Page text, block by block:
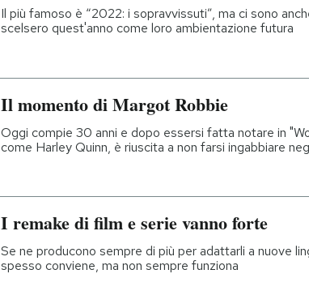
Il più famoso è “2022: i sopravvissuti”, ma ci sono
scelsero quest'anno come loro ambientazione futura
Il momento di Margot Robbie
Oggi compie 30 anni e dopo essersi fatta notare in
come Harley Quinn, è riuscita a non farsi ingabbiare
I remake di film e serie vanno forte
Se ne producono sempre di più per adattarli a nuove
spesso conviene, ma non sempre funziona